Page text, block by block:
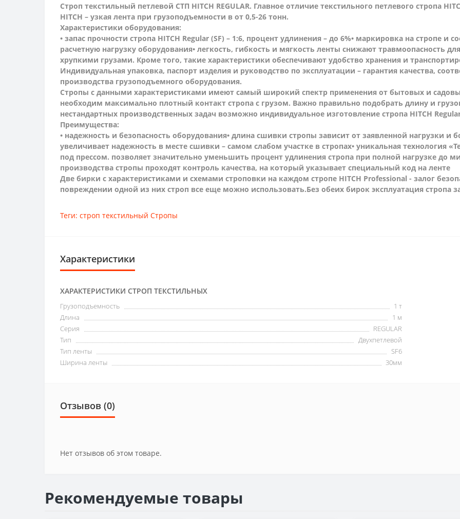
Строп текстильный петлевой СТП HITCH REGULAR. Главное отличие текстильного петлевого стропа
HITCH – узкая лента при грузоподъемности в от 0,5-26 тонн.
Характеристики оборудования:
• запас прочности стропа HITCH Regular (SF) – 1:6, процент удлинения – до 6%• маркировка на стропе и
расчетную нагрузку оборудования• легкость, гибкость и мягкость ленты снижают травмоопасность
хрупкими грузами. Кроме того, такие характеристики обеспечивают удобство хранения и
Индивидуальная упаковка, паспорт изделия и руководство по эксплуатации – гарантия качества,
производства грузоподъемного оборудования.
Стропы с данными характеристиками имеют самый широкий спектр применения от бытовых и
необходим максимально плотный контакт стропа с грузом. Важно правильно подобрать длину и
нестандартных производственных задач возможно индивидуальное изготовление стропа HITCH
Преимущества:
• надежность и безопасность оборудования• длина сшивки стропы зависит от заявленной нагрузки и
увеличивает надежность в месте сшивки – самом слабом участке в стропах• уникальная технология
под прессом. позволяет значительно уменьшить процент удлинения стропа при полной нагрузке до
производства стропы проходят контроль качества, на который указывает специальный код на ленте
Две бирки с характеристиками и схемами строповки на каждом стропе HITCH Professional - залог
повреждении одной из них строп все еще можно использовать.Без обеих бирок эксплуатация стропа
Теги: строп текстильный Стропы
Характеристики
ХАРАКТЕРИСТИКИ СТРОП ТЕКСТИЛЬНЫХ
Грузоподъемность
1 т
Длина
1 м
Серия
REGULAR
Тип
Двухпетлевой
Тип ленты
SF6
Ширина ленты
30мм
Отзывов (0)
Нет отзывов об этом товаре.
Рекомендуемые товары